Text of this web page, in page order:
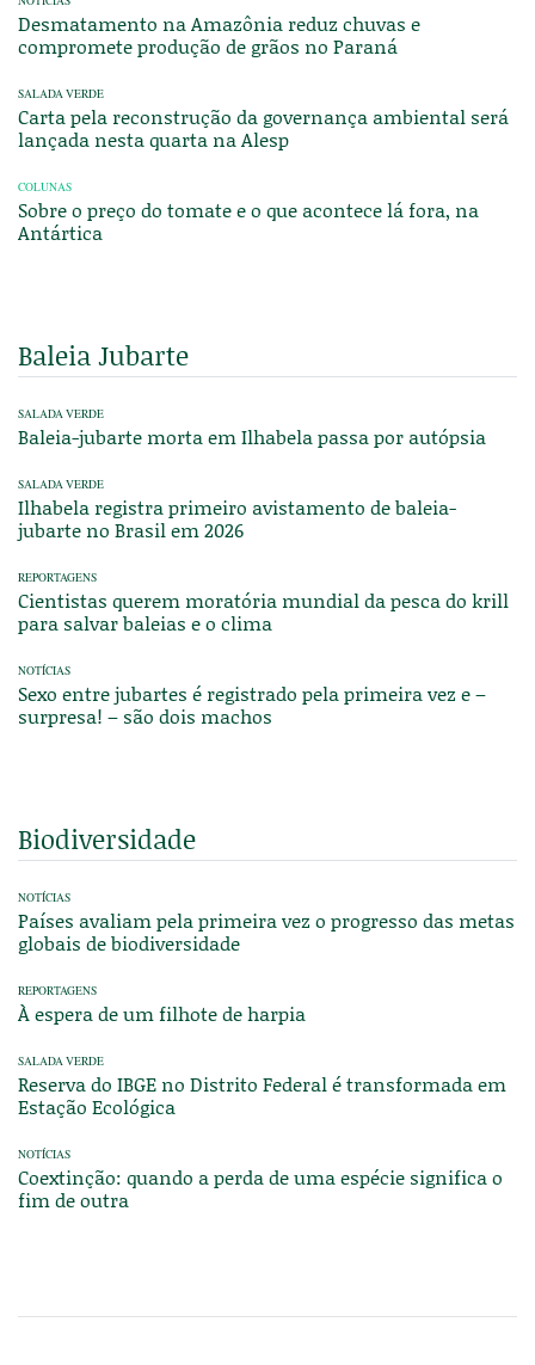
Desmatamento na Amazônia reduz chuvas e
compromete produção de grãos no Paraná
SALADA VERDE
Carta pela reconstrução da governança ambiental será
lançada nesta quarta na Alesp
COLUNAS
Sobre o preço do tomate e o que acontece lá fora, na
Antártica
Baleia Jubarte
SALADA VERDE
Baleia-jubarte morta em Ilhabela passa por autópsia
SALADA VERDE
Ilhabela registra primeiro avistamento de baleia-
jubarte no Brasil em 2026
REPORTAGENS
Cientistas querem moratória mundial da pesca do krill
para salvar baleias e o clima
NOTÍCIAS
Sexo entre jubartes é registrado pela primeira vez e –
surpresa! – são dois machos
Biodiversidade
NOTÍCIAS
Países avaliam pela primeira vez o progresso das metas
globais de biodiversidade
REPORTAGENS
À espera de um filhote de harpia
SALADA VERDE
Reserva do IBGE no Distrito Federal é transformada em
Estação Ecológica
NOTÍCIAS
Coextinção: quando a perda de uma espécie significa o
fim de outra